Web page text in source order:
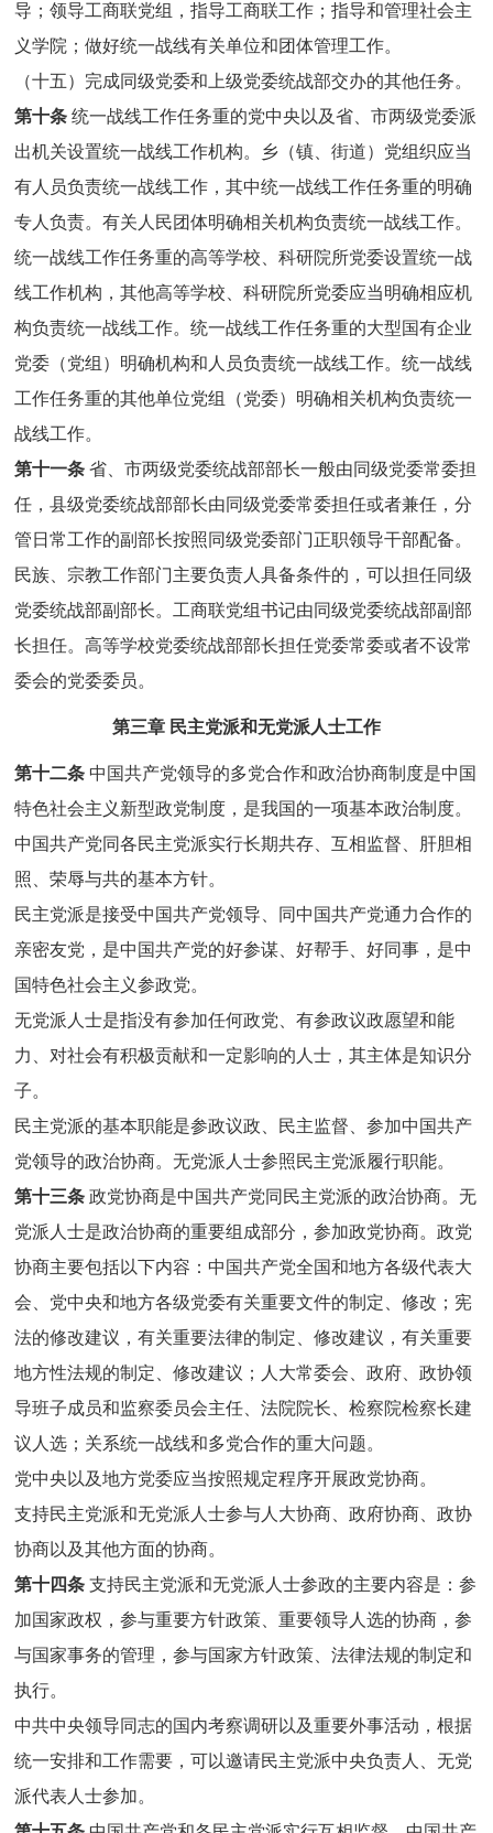
导；领导工商联党组，指导工商联工作；指导和管理社会主
义学院；做好统一战线有关单位和团体管理工作。
（十五）完成同级党委和上级党委统战部交办的其他任务。
第十条 统一战线工作任务重的党中央以及省、市两级党委派
出机关设置统一战线工作机构。乡（镇、街道）党组织应当
有人员负责统一战线工作，其中统一战线工作任务重的明确
专人负责。有关人民团体明确相关机构负责统一战线工作。
统一战线工作任务重的高等学校、科研院所党委设置统一战
线工作机构，其他高等学校、科研院所党委应当明确相应机
构负责统一战线工作。统一战线工作任务重的大型国有企业
党委（党组）明确机构和人员负责统一战线工作。统一战线
工作任务重的其他单位党组（党委）明确相关机构负责统一
战线工作。
第十一条省、市两级党委统战部部长一般由同级党委常委担
任，县级党委统战部部长由同级党委常委担任或者兼任，分
管日常工作的副部长按照同级党委部门正职领导干部配备。
民族、宗教工作部门主要负责人具备条件的，可以担任同级
党委统战部副部长。工商联党组书记由同级党委统战部副部
长担任。高等学校党委统战部部长担任党委常委或者不设常
委会的党委委员。
第三章 民主党派和无党派人士工作
第十二条 中国共产党领导的多党合作和政治协商制度是中国
特色社会主义新型政党制度，是我国的一项基本政治制度。
中国共产党同各民主党派实行长期共存、互相监督、肝胆相
照、荣辱与共的基本方针。
民主党派是接受中国共产党领导、同中国共产党通力合作的
亲密友党，是中国共产党的好参谋、好帮手、好同事，是中
国特色社会主义参政党。
无党派人士是指没有参加任何政党、有参政议政愿望和能
力、对社会有积极贡献和一定影响的人士，其主体是知识分
子。
民主党派的基本职能是参政议政、民主监督、参加中国共产
党领导的政治协商。无党派人士参照民主党派履行职能。
第十三条 政党协商是中国共产党同民主党派的政治协商。无
党派人士是政治协商的重要组成部分，参加政党协商。政党
协商主要包括以下内容：中国共产党全国和地方各级代表大
会、党中央和地方各级党委有关重要文件的制定、修改；宪
法的修改建议，有关重要法律的制定、修改建议，有关重要
地方性法规的制定、修改建议；人大常委会、政府、政协领
导班子成员和监察委员会主任、法院院长、检察院检察长建
议人选；关系统一战线和多党合作的重大问题。
党中央以及地方党委应当按照规定程序开展政党协商。
支持民主党派和无党派人士参与人大协商、政府协商、政协
协商以及其他方面的协商。
第十四条 支持民主党派和无党派人士参政的主要内容是：参
加国家政权，参与重要方针政策、重要领导人选的协商，参
与国家事务的管理，参与国家方针政策、法律法规的制定和
执行。
中共中央领导同志的国内考察调研以及重要外事活动，根据
统一安排和工作需要，可以邀请民主党派中央负责人、无党
派代表人士参加。